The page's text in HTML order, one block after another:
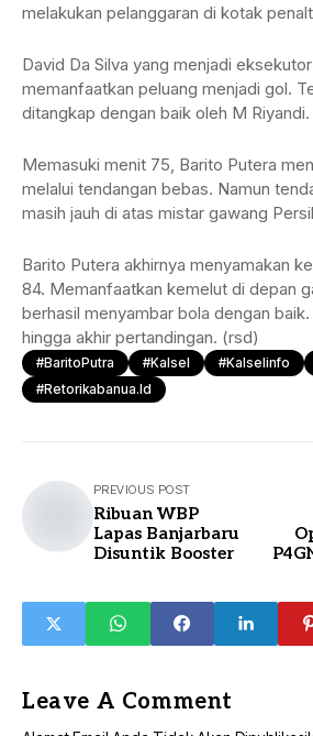
melakukan pelanggaran di kotak
David Da Silva yang menjadi
memanfaatkan peluang menjadi gol.
ditangkap dengan baik oleh M Riyandi.
Memasuki menit 75, Barito Putera
melalui tendangan bebas. Namun
masih jauh di atas mistar gawang
Barito Putera akhirnya menyamakan
84. Memanfaatkan kemelut di depan
berhasil menyambar bola dengan baik.
hingga akhir pertandingan. (rsd)
#BaritoPutra #Kalsel #kalselinfo
#retorikabanua.id
PREVIOUS POST
Ribuan WBP
Lapas Banjarbaru
Disuntik Booster
Leave A Comment